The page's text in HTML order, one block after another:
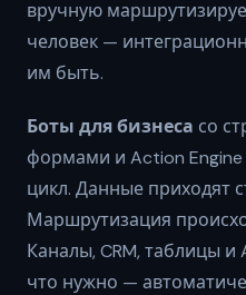
вручную
человек —
им быть.
Боты для бизнеса со
формами и Action
цикл. Данные приходят
Маршрутизация
Каналы, CRM, таблицы и
что нужно —